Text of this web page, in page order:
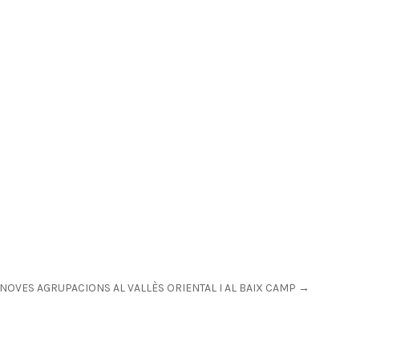
NOVES AGRUPACIONS AL VALLÈS ORIENTAL I AL BAIX CAMP →